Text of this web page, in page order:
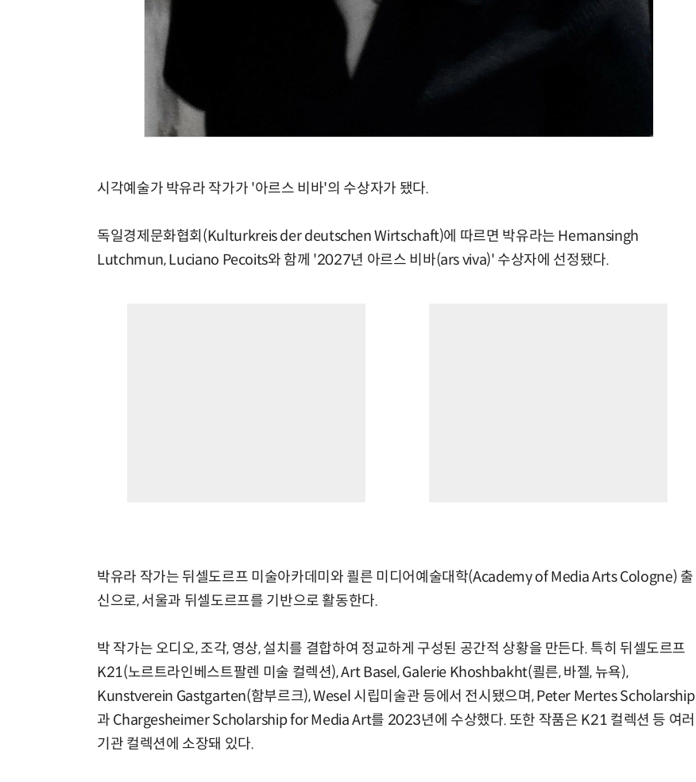
시각예술가 박유라 작가가 '아르스 비바'의 수상자가 됐다.
독일경제문화협회(Kulturkreis der deutschen Wirtschaft)에 따르면 박유라는 Hemansingh
Lutchmun, Luciano Pecoits와 함께 '2027년 아르스 비바(ars viva)' 수상자에 선정됐다.
박유라 작가는 뒤셀도르프 미술아카데미와 쾰른 미디어예술대학(Academy of Media Arts Cologne) 출
신으로, 서울과 뒤셀도르프를 기반으로 활동한다.
박 작가는 오디오, 조각, 영상, 설치를 결합하여 정교하게 구성된 공간적 상황을 만든다. 특히 뒤셀도르프
K21(노르트라인베스트팔렌 미술 컬렉션), Art Basel, Galerie Khoshbakht(쾰른, 바젤, 뉴욕),
Kunstverein Gastgarten(함부르크), Wesel 시립미술관 등에서 전시됐으며, Peter Mertes Scholarship
과 Chargesheimer Scholarship for Media Art를 2023년에 수상했다. 또한 작품은 K21 컬렉션 등 여러
기관 컬렉션에 소장돼 있다.